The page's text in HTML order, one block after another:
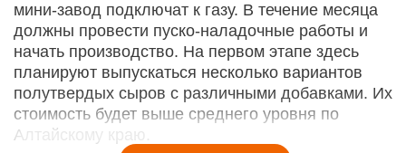
мини-завод подключат к газу. В течение месяца
должны провести пуско-наладочные работы и
начать производство. На первом этапе здесь
планируют выпускаться несколько вариантов
полутвердых сыров с различными добавками. Их
стоимость будет выше среднего уровня по
Алтайскому краю.